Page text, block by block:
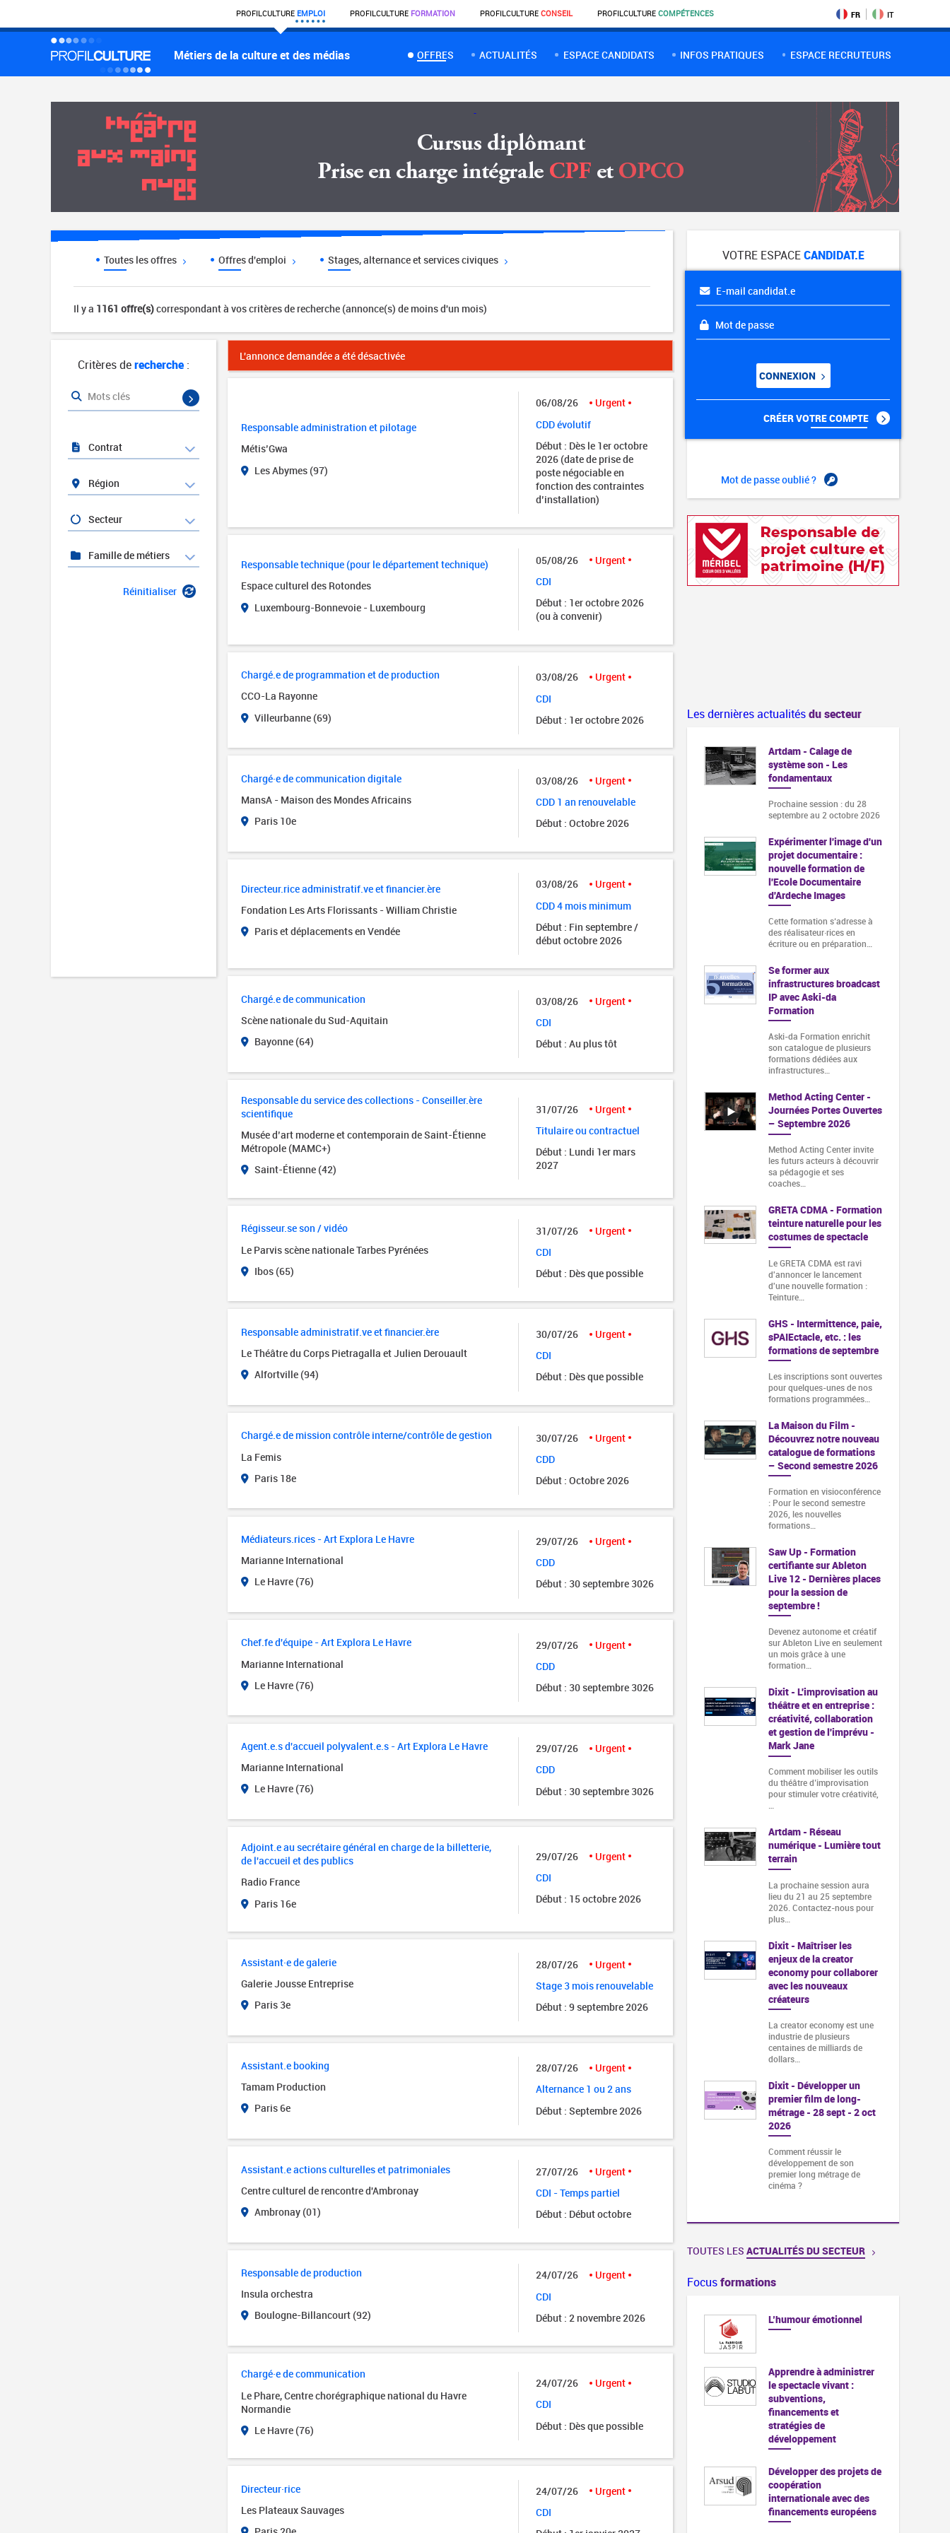
PROFILCULTURE EMPLOI PROFILCULTURE FORMATION PROFILCULTURE CONSEIL PROFILCULTURE COMPÉTENCES FR IT
Métiers de la culture et des médias OFFRES ACTUALITÉS ESPACE CANDIDATS INFOS PRATIQUES ESPACE RECRUTEURS
Toutes les offres Offres d'emploi Stages, alternance et services civiques
Il y a 1161 offre(s)correspondant à vos critères de recherche (annonce(s) de moins d'un mois)
L'annonce demandée a été désactivée
Responsable administration et pilotage
Métis’Gwa
Les Abymes (97)
06/08/26
Urgent
CDD évolutif
Début : Dès le 1er octobre
2026 (date de prise de
poste négociable en
fonction des contraintes
d’installation)
Responsable technique (pour le département technique)
Espace culturel des Rotondes
Luxembourg-Bonnevoie - Luxembourg
05/08/26
Urgent
CDI
Début : 1er octobre 2026
(ou à convenir)
Chargé.e de programmation et de production
CCO-La Rayonne
Villeurbanne (69)
03/08/26
Urgent
CDI
Début : 1er octobre 2026
Chargé·e de communication digitale
MansA - Maison des Mondes Africains
Paris 10e
03/08/26
Urgent
CDD 1 an renouvelable
Début : Octobre 2026
Directeur.rice administratif.ve et financier.ère
Fondation Les Arts Florissants - William Christie
Paris et déplacements en Vendée
03/08/26
Urgent
CDD 4 mois minimum
Début : Fin septembre /
début octobre 2026
Chargé.e de communication
Scène nationale du Sud-Aquitain
Bayonne (64)
03/08/26
Urgent
CDI
Début : Au plus tôt
Responsable du service des collections - Conseiller.ère
scientifique
Musée d’art moderne et contemporain de Saint-Étienne
Métropole (MAMC+)
Saint-Étienne (42)
31/07/26
Urgent
Titulaire ou contractuel
Début : Lundi 1er mars
2027
Régisseur.se son / vidéo
Le Parvis scène nationale Tarbes Pyrénées
Ibos (65)
31/07/26
Urgent
CDI
Début : Dès que possible
Responsable administratif.ve et financier.ère
Le Théâtre du Corps Pietragalla et Julien Derouault
Alfortville (94)
30/07/26
Urgent
CDI
Début : Dès que possible
Chargé.e de mission contrôle interne/contrôle de gestion
La Femis
Paris 18e
30/07/26
Urgent
CDD
Début : Octobre 2026
Médiateurs.rices - Art Explora Le Havre
Marianne International
Le Havre (76)
29/07/26
Urgent
CDD
Début : 30 septembre 3026
Chef.fe d'équipe - Art Explora Le Havre
Marianne International
Le Havre (76)
29/07/26
Urgent
CDD
Début : 30 septembre 3026
Agent.e.s d'accueil polyvalent.e.s - Art Explora Le Havre
Marianne International
Le Havre (76)
29/07/26
Urgent
CDD
Début : 30 septembre 3026
Adjoint.e au secrétaire général en charge de la billetterie,
de l'accueil et des publics
Radio France
Paris 16e
29/07/26
Urgent
CDI
Début : 15 octobre 2026
Assistant·e de galerie
Galerie Jousse Entreprise
Paris 3e
28/07/26
Urgent
Stage 3 mois renouvelable
Début : 9 septembre 2026
Assistant.e booking
Tamam Production
Paris 6e
28/07/26
Urgent
Alternance 1 ou 2 ans
Début : Septembre 2026
Assistant.e actions culturelles et patrimoniales
Centre culturel de rencontre d'Ambronay
Ambronay (01)
27/07/26
Urgent
CDI - Temps partiel
Début : Début octobre
Responsable de production
Insula orchestra
Boulogne-Billancourt (92)
24/07/26
Urgent
CDI
Début : 2 novembre 2026
Chargé·e de communication
Le Phare, Centre chorégraphique national du Havre
Normandie
Le Havre (76)
24/07/26
Urgent
CDI
Début : Dès que possible
Directeur·rice
Les Plateaux Sauvages
24/07/26
Urgent
CDI
Critères derecherche:
Mots clés
Contrat
Région
Secteur
Famille de métiers
Réinitialiser
VOTRE ESPACECANDIDAT.E
E-mail candidat.e
Mot de passe
CONNEXION
CRÉER VOTRE COMPTE
Mot de passe oublié ?
Les dernières actualitésdu secteur
Artdam - Calage de
système son - Les
fondamentaux
Prochaine session : du 28
septembre au 2 octobre 2026
Expérimenter l'image d'un
projet documentaire :
nouvelle formation de
l'Ecole Documentaire
d'Ardeche Images
Cette formation s‘adresse à
des réalisateur·rices en
écriture ou en préparation…
Se former aux
infrastructures broadcast
IP avec Aski-da
Formation
Aski-da Formation enrichit
son catalogue de plusieurs
formations dédiées aux
infrastructures…
Method Acting Center -
Journées Portes Ouvertes
– Septembre 2026
Method Acting Center invite
les futurs acteurs à découvrir
sa pédagogie et ses
coaches…
GRETA CDMA - Formation
teinture naturelle pour les
costumes de spectacle
Le GRETA CDMA est ravi
d'annoncer le lancement
d'une nouvelle formation :
Teinture…
GHS - Intermittence, paie,
sPAIEctacle, etc. : les
formations de septembre
Les inscriptions sont ouvertes
pour quelques-unes de nos
formations programmées…
La Maison du Film -
Découvrez notre nouveau
catalogue de formations
– Second semestre 2026
Formation en visioconférence
: Pour le second semestre
2026, les nouvelles
formations…
Saw Up - Formation
certifiante sur Ableton
Live 12 - Dernières places
pour la session de
septembre !
Devenez autonome et créatif
sur Ableton Live en seulement
un mois grâce à une
formation…
Dixit - L'improvisation au
théâtre et en entreprise :
créativité, collaboration
et gestion de l'imprévu -
Mark Jane
Comment mobiliser les outils
du théâtre d’improvisation
pour stimuler votre créativité,
…
Artdam - Réseau
numérique - Lumière tout
terrain
La prochaine session aura
lieu du 21 au 25 septembre
2026. Contactez-nous pour
plus…
Dixit - Maîtriser les
enjeux de la creator
economy pour collaborer
avec les nouveaux
créateurs
La creator economy est une
industrie de plusieurs
centaines de milliards de
dollars…
Dixit - Développer un
premier film de long-
métrage - 28 sept - 2 oct
2026
Comment réussir le
développement de son
premier long métrage de
cinéma ?
TOUTES LES ACTUALITÉS DU SECTEUR
Focusformations
L’humour émotionnel
Apprendre à administrer
le spectacle vivant :
subventions,
financements et
stratégies de
développement
Développer des projets de
coopération
internationale avec des
financements européens